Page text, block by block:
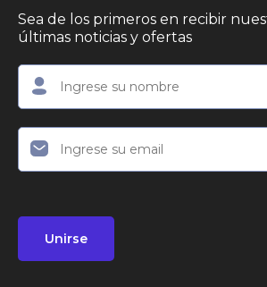
Sea de los primeros en recibir
últimas noticias y ofertas
Unirse